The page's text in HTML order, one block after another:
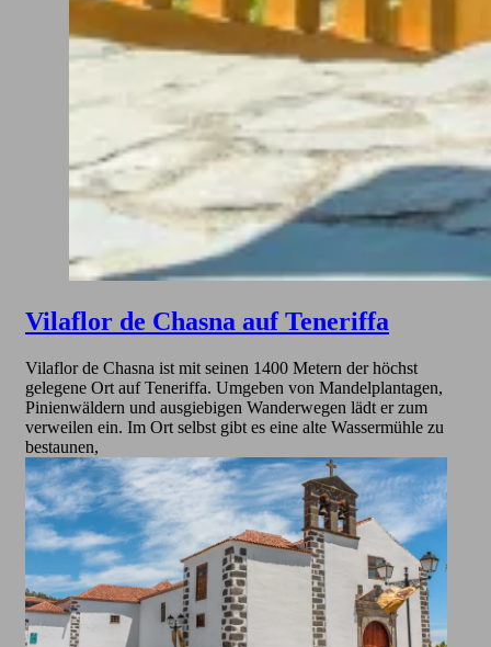
Vilaflor de Chasna auf Teneriffa
Vilaflor de Chasna ist mit seinen 1400 Metern der höchst
gelegene Ort auf Teneriffa. Umgeben von Mandelplantagen,
Pinienwäldern und ausgiebigen Wanderwegen lädt er zum
verweilen ein. Im Ort selbst gibt es eine alte Wassermühle zu
bestaunen,